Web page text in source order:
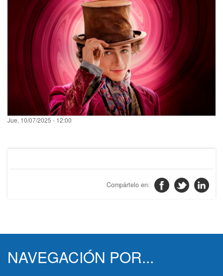
fecha
Jue, 10/07/2025 - 12:00
NAVEGACIÓN POR...